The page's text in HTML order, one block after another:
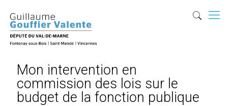
Mon intervention en
commission des lois sur le
budget de la fonction publique